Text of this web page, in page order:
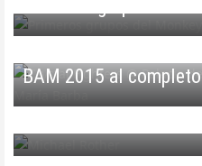
BAM 2015 al completo